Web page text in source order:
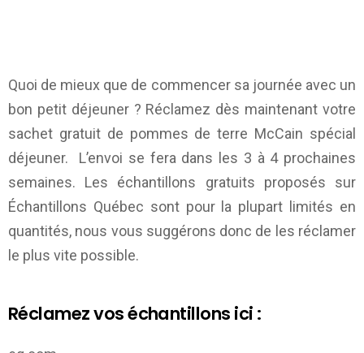
Quoi de mieux que de commencer sa journée avec un
bon petit déjeuner ? Réclamez dès maintenant votre
sachet gratuit de pommes de terre McCain spécial
déjeuner. L’envoi se fera dans les 3 à 4 prochaines
semaines. Les échantillons gratuits proposés sur
Échantillons Québec sont pour la plupart limités en
quantités, nous vous suggérons donc de les réclamer
le plus vite possible.
Réclamez vos échantillons ici :